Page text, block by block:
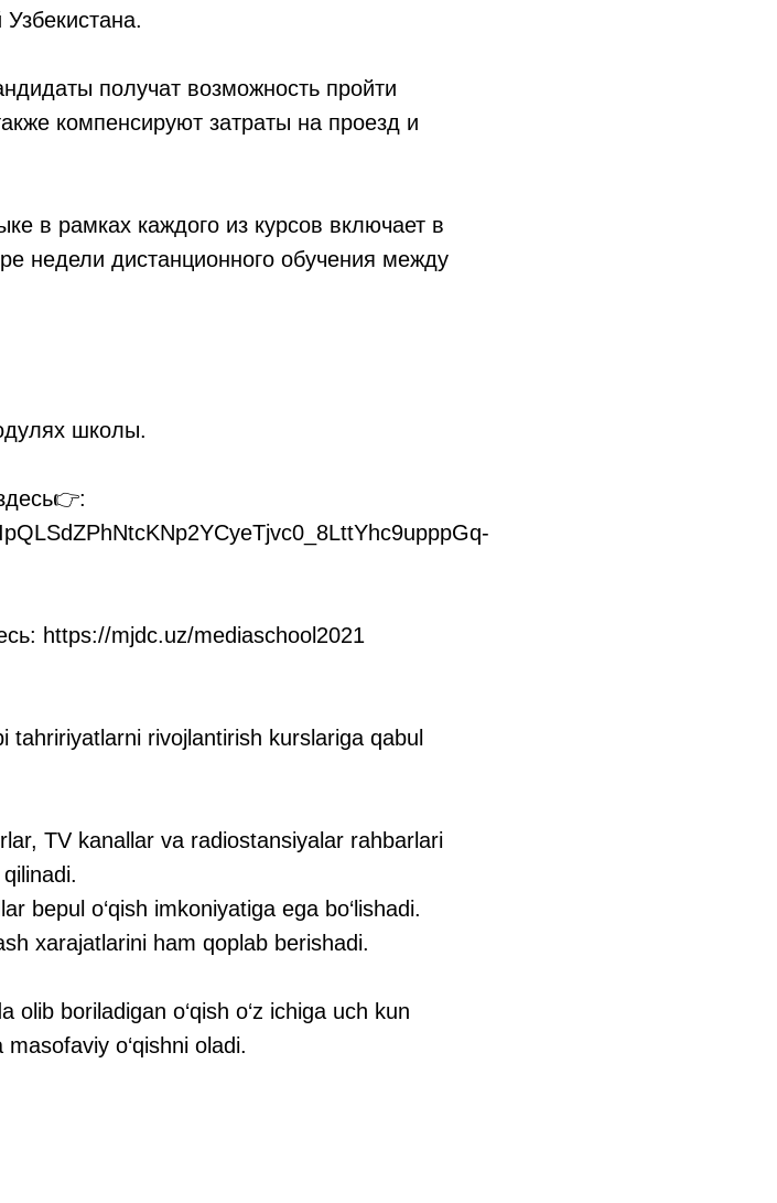
получат возможность пройти
компенсируют затраты на проезд и
в рамках каждого из курсов включает в
недели дистанционного обучения между
школы.
https://mjdc.uz/mediaschool2021
rivojlantirish kurslariga qabul
TV kanallar va radiostansiyalar rahbarlari
bepul o‘qish imkoniyatiga ega bo‘lishadi.
xarajatlarini ham qoplab berishadi.
olib boriladigan o‘qish o‘z ichiga uch kun
o‘qishni oladi.